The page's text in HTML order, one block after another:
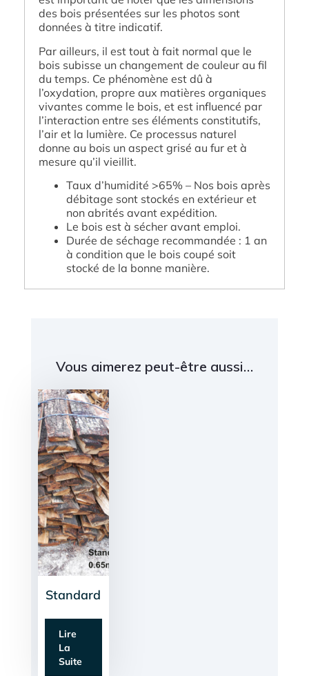
des bois présentées sur les photos sont
données à titre indicatif.
Par ailleurs, il est tout à fait normal que le
bois subisse un changement de couleur au fil
du temps. Ce phénomène est dû à
l’oxydation, propre aux matières organiques
vivantes comme le bois, et est influencé par
l’interaction entre ses éléments constitutifs,
l’air et la lumière. Ce processus naturel
donne au bois un aspect grisé au fur et à
mesure qu’il vieillit.
Taux d’humidité >65% – Nos bois après
débitage sont stockés en extérieur et
non abrités avant expédition.
Le bois est à sécher avant emploi.
Durée de séchage recommandée : 1 an
à condition que le bois coupé soit
stocké de la bonne manière.
Vous aimerez peut-être aussi…
Standard
Lire
La
Suite